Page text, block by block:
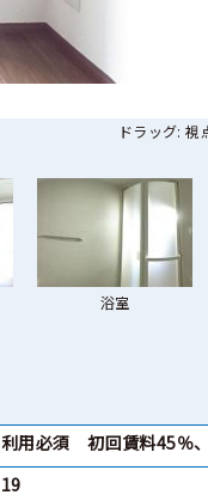
ドラッグ:
浴室
利用必須 初回賃料45％
19